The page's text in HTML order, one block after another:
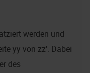
werden und
yy von zz'. Dabei
des